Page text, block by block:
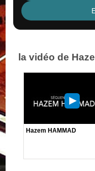
la vidéo de
Hazem HAMMAD